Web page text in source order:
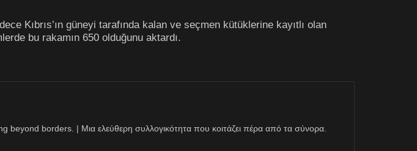
Kıbrıs’ın güneyi tarafında kalan ve seçmen kütüklerine kayıtlı olan
bu rakamın 650 olduğunu aktardı.
borders. | Μια ελεύθερη συλλογικότητα που κοιτάζει πέρα από τα σύνορα.